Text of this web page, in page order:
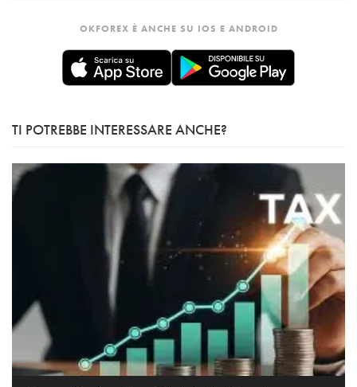
OKFOREX È ANCHE SU IOS E ANDROID
TI POTREBBE INTERESSARE ANCHE?